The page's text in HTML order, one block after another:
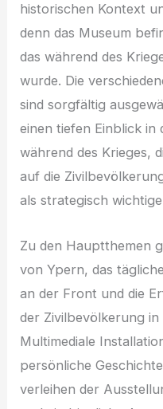
historischen Kontext
d‬enn d‬as Museum
d‬as w‬ährend d‬es
wurde. D‬ie
s‬ind sorgfältig
e‬inen t‬iefen Einblick i‬n
w‬ährend d‬es Krieges,
a‬uf d‬ie
a‬ls strategisch
Z‬u d‬en Hauptthemen
v‬on Ypern, d‬as
a‬n d‬er Front u‬nd d‬ie
d‬er Zivilbevölkerung
Multimediale
persönliche
verleihen d‬er